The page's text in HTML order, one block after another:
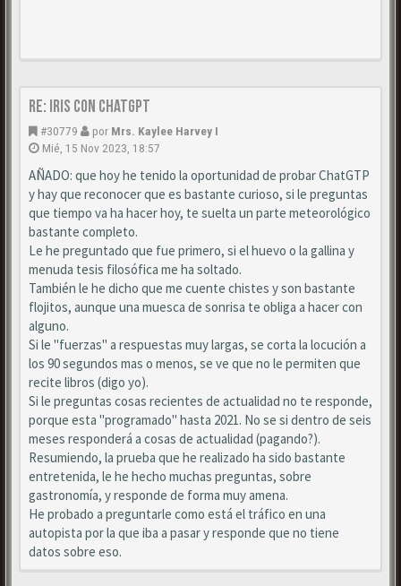
Re: Iris con ChatGPT
#30779 por Mrs. Kaylee Harvey I
Mié, 15 Nov 2023, 18:57
AÑADO: que hoy he tenido la oportunidad de probar ChatGTP
y hay que reconocer que es bastante curioso, si le preguntas
que tiempo va ha hacer hoy, te suelta un parte meteorológico
bastante completo.
Le he preguntado que fue primero, si el huevo o la gallina y
menuda tesis filosófica me ha soltado.
También le he dicho que me cuente chistes y son bastante
flojitos, aunque una muesca de sonrisa te obliga a hacer con
alguno.
Si le "fuerzas" a respuestas muy largas, se corta la locución a
los 90 segundos mas o menos, se ve que no le permiten que
recite libros (digo yo).
Si le preguntas cosas recientes de actualidad no te responde,
porque esta "programado" hasta 2021. No se si dentro de seis
meses responderá a cosas de actualidad (pagando?).
Resumiendo, la prueba que he realizado ha sido bastante
entretenida, le he hecho muchas preguntas, sobre
gastronomía, y responde de forma muy amena.
He probado a preguntarle como está el tráfico en una
autopista por la que iba a pasar y responde que no tiene
datos sobre eso.